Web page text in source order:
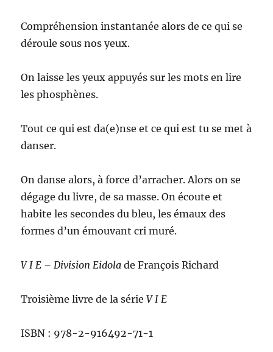
Compréhension instantanée alors de ce qui se
déroule sous nos yeux.
On laisse les yeux appuyés sur les mots en lire
les phosphènes.
Tout ce qui est da(e)nse et ce qui est tu se met à
danser.
On danse alors, à force d’arracher. Alors on se
dégage du livre, de sa masse. On écoute et
habite les secondes du bleu, les émaux des
formes d’un émouvant cri muré.
V I E – Division Eidolade François Richard
Troisième livre de la série V I E
ISBN : 978-2-916492-71-1